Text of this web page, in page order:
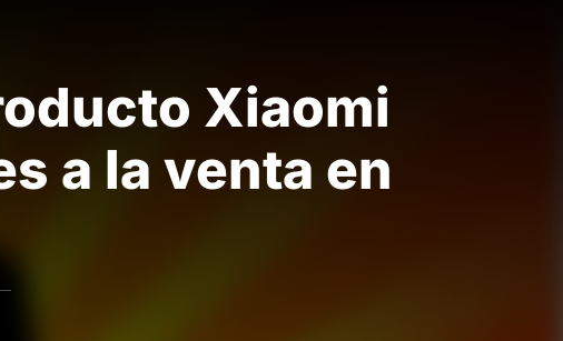
Xiaomi
a la venta en